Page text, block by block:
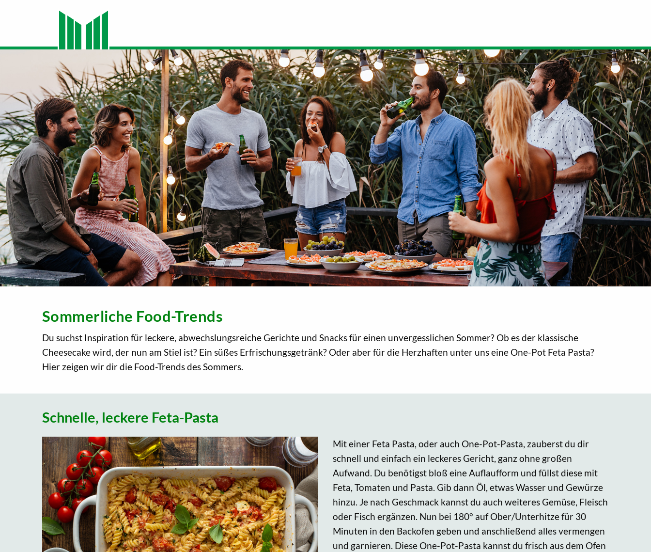
Sommerliche Food-Trends
Du suchst Inspiration für leckere, abwechslungsreiche Gerichte und Snacks für einen unvergesslichen Sommer? Ob es der klassische
Cheesecake wird, der nun am Stiel ist? Ein süßes Erfrischungsgetränk? Oder aber für die Herzhaften unter uns eine One-Pot Feta Pasta?
Hier zeigen wir dir die Food-Trends des Sommers.
Schnelle, leckere Feta-Pasta
Mit einer Feta Pasta, oder auch One-Pot-Pasta, zauberst du dir
schnell und einfach ein leckeres Gericht, ganz ohne großen
Aufwand. Du benötigst bloß eine Auflaufform und füllst diese mit
Feta, Tomaten und Pasta. Gib dann Öl, etwas Wasser und Gewürze
hinzu. Je nach Geschmack kannst du auch weiteres Gemüse, Fleisch
oder Fisch ergänzen. Nun bei 180° auf Ober/Unterhitze für 30
Minuten in den Backofen geben und anschließend alles vermengen
und garnieren. Diese One-Pot-Pasta kannst du frisch aus dem Ofen